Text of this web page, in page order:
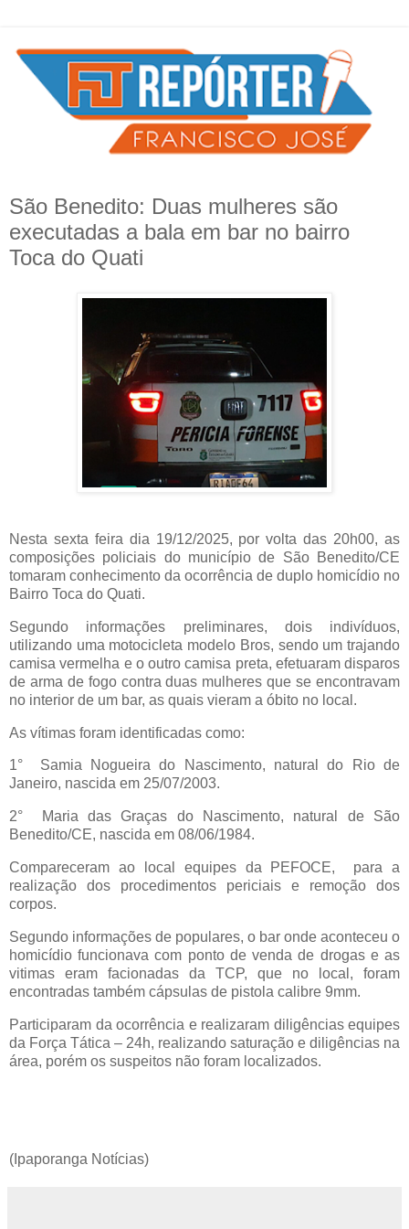
São Benedito: Duas mulheres são
executadas a bala em bar no bairro
Toca do Quati
Nesta sexta feira dia 19/12/2025, por volta das 20h00, as
composições policiais do município de São Benedito/CE
tomaram conhecimento da ocorrência de duplo homicídio no
Bairro Toca do Quati.
Segundo informações preliminares, dois indivíduos,
utilizando uma motocicleta modelo Bros, sendo um trajando
camisa vermelha e o outro camisa preta, efetuaram disparos
de arma de fogo contra duas mulheres que se encontravam
no interior de um bar, as quais vieram a óbito no local.
As vítimas foram identificadas como:
1° Samia Nogueira do Nascimento, natural do Rio de
Janeiro, nascida em 25/07/2003.
2° Maria das Graças do Nascimento, natural de São
Benedito/CE, nascida em 08/06/1984.
Compareceram ao local equipes da PEFOCE, para a
realização dos procedimentos periciais e remoção dos
corpos.
Segundo informações de populares, o bar onde aconteceu o
homicídio funcionava com ponto de venda de drogas e as
vitimas eram facionadas da TCP, que no local, foram
encontradas também cápsulas de pistola calibre 9mm.
Participaram da ocorrência e realizaram diligências equipes
da Força Tática – 24h, realizando saturação e diligências na
área, porém os suspeitos não foram localizados.
(Ipaporanga Notícias)